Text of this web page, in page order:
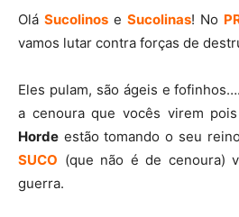
Olá Sucolinos e Sucolinas! No
vamos lutar contra forças de
Eles pulam, são ágeis e
a cenoura que vocês virem
Horde estão tomando o seu
SUCO (que não é de cenoura)
guerra.